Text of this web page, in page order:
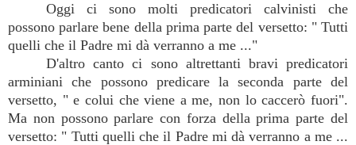
Oggi ci sono molti predicatori calvinisti che
possono parlare bene della prima parte del versetto: " Tutti
quelli che il Padre mi dà verranno a me ..."
D'altro canto ci sono altrettanti bravi predicatori
arminiani che possono predicare la seconda parte del
versetto, " e colui che viene a me, non lo caccerò fuori".
Ma non possono parlare con forza della prima parte del
versetto: " Tutti quelli che il Padre mi dà verranno a me ...